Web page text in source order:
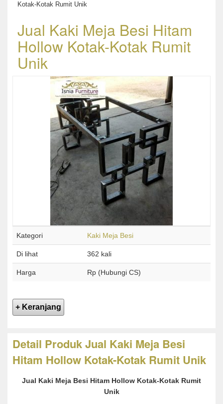
Kotak-Kotak Rumit Unik
Jual Kaki Meja Besi Hitam
Hollow Kotak-Kotak Rumit
Unik
Kategori Kaki Meja Besi
Di lihat 362 kali
Harga Rp (Hubungi CS)
Detail Produk Jual Kaki Meja Besi
Hitam Hollow Kotak-Kotak Rumit Unik
Jual Kaki Meja Besi Hitam Hollow Kotak-Kotak Rumit
Unik